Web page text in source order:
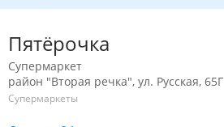
Пятёрочка
Супермаркет
район "Вторая речка", ул. Русская, 65Г
Супермаркеты